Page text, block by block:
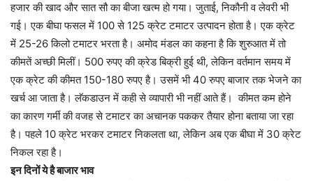
हजार की खाद और सात सौ का बीजा खत्म हो गया। जुताई, निकौनी व लेवरी भी
गई। एक बीघा फसल में 100 से 125 क्रेट टमाटर उत्पादन होता है। एक क्रेट
में 25-26 किलो टमाटर भरता है। अमोद मंडल का कहना है कि शुरुआत में तो
कीमतें अच्छी मिलीं। 500 रुपए की क्रेड बिक्री हुई थी, लेकिन वर्तमान समय में
एक क्रेट की कीमत 150-180 रुपए है। उसमें भी 40 रुपए बाजार तक भेजने का
खर्च आ जाता है। लॅकडाउन में कही से व्यापारी भी नहीं आते हैं। कीमत कम होने
का कारण गर्मी की वजह से टमाटर का अचानक पककर तैयार होना बताया जा रहा
है। पहले 10 क्रेट भरकर टमाटर निकलता था, लेकिन अब एक बीघा में 30 क्रेट
निकल रहा है।
इन दिनों ये है बाजार भाव